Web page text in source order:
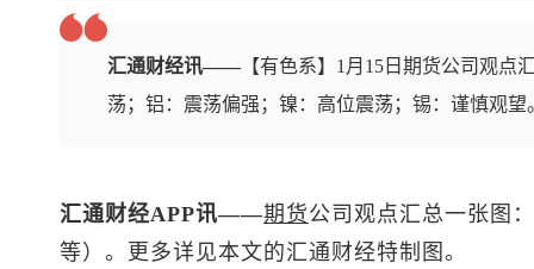
汇通财经讯—— 【有色系】1月15日期货公司观
荡；铝：震荡偏强；镍：高位震荡；锡：谨慎观望
汇通财经APP讯——期货公司观点汇总一张图
等）。更多详见本文的汇通财经特制图。